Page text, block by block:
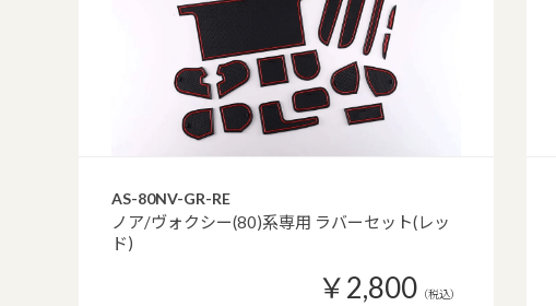
AS-80NV-GR-RE
ノア/ヴォクシー(80)系専用 ラバーセット(レッ
ド)
￥2,800 （税込）